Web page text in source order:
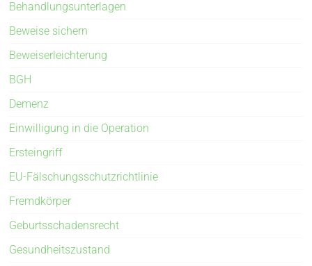
Behandlungsunterlagen
Beweise sichern
Beweiserleichterung
BGH
Demenz
Einwilligung in die Operation
Ersteingriff
EU-Fälschungsschutzrichtlinie
Fremdkörper
Geburtsschadensrecht
Gesundheitszustand